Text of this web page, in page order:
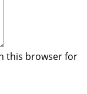
this browser for